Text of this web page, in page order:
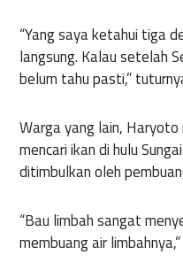
“Yang saya ketahui tiga
langsung. Kalau setelah
belum tahu pasti,”
Warga yang lain,
mencari ikan di hulu
ditimbulkan oleh
“Bau limbah sangat
membuang air